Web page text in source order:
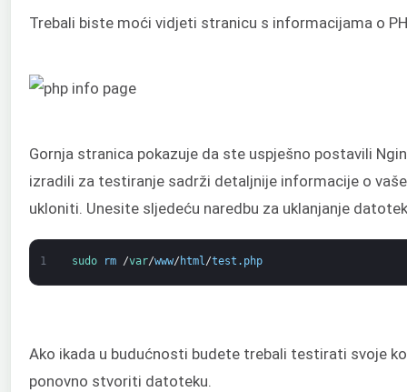
Trebali biste moći vidjeti stranicu s informacijama o
Gornja stranica pokazuje da ste uspješno postavili
izradili za testiranje sadrži detaljnije informacije o
ukloniti. Unesite sljedeću naredbu za uklanjanje
1 sudo rm /var/www/ html /test . php
Ako ikada u budućnosti budete trebali testirati svoje
ponovno stvoriti datoteku.